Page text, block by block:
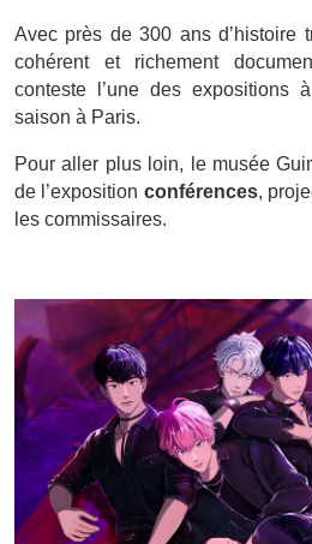
Avec près de 300 ans d’histoire
cohérent et richement
conteste l’une des expositions
saison à Paris.
Pour aller plus loin, le musée
de l’exposition conférences,
les commissaires.